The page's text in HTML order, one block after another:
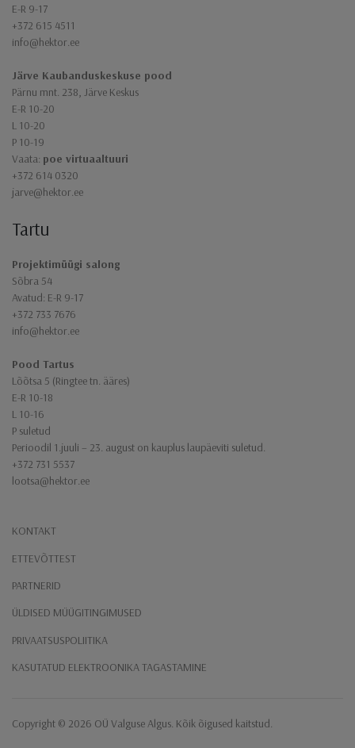
E-R 9-17
+372 615 4511
info@hektor.ee
Järve Kaubanduskeskuse pood
Pärnu mnt. 238, Järve Keskus
E-R 10-20
L 10-20
P 10-19
Vaata: poe virtuaaltuuri
+372 614 0320
jarve@hektor.ee
Tartu
Projektimüügi salong
Sõbra 54
Avatud: E-R 9-17
+372 733 7676
info@hektor.ee
Pood Tartus
Lõõtsa 5 (Ringtee tn. ääres)
E-R 10-18
L 10-16
P suletud
Perioodil 1.juuli – 23. august on kauplus laupäeviti suletud.
+372 731 5537
lootsa@hektor.ee
KONTAKT
ETTEVÕTTEST
PARTNERID
ÜLDISED MÜÜGITINGIMUSED
PRIVAATSUSPOLIITIKA
KASUTATUD ELEKTROONIKA TAGASTAMINE
Copyright ​© 2026 ​OÜ Valguse Algus​. Kõik õigused kaitstud.